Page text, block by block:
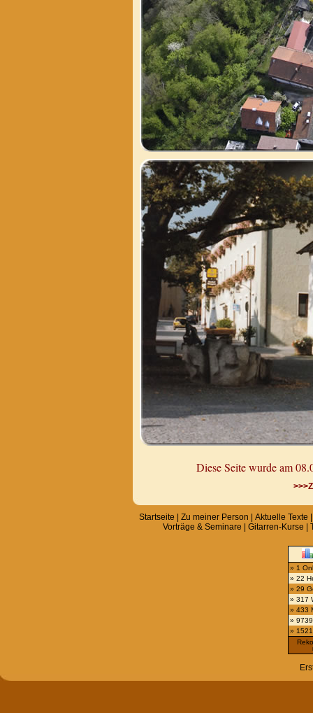
Diese Seite wurde am
Startseite Zu meiner Person Aktuelle Texte
Vorträge & Seminare
Gitarren-Kurse
» 1
» 22
» 29
» 317
» 433
»
»